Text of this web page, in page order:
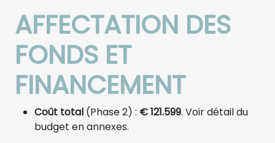
AFFECTATION DES
FONDS ET
FINANCEMENT
Coût total (Phase 2) : € 121.599. Voir détail du
budget en annexes.